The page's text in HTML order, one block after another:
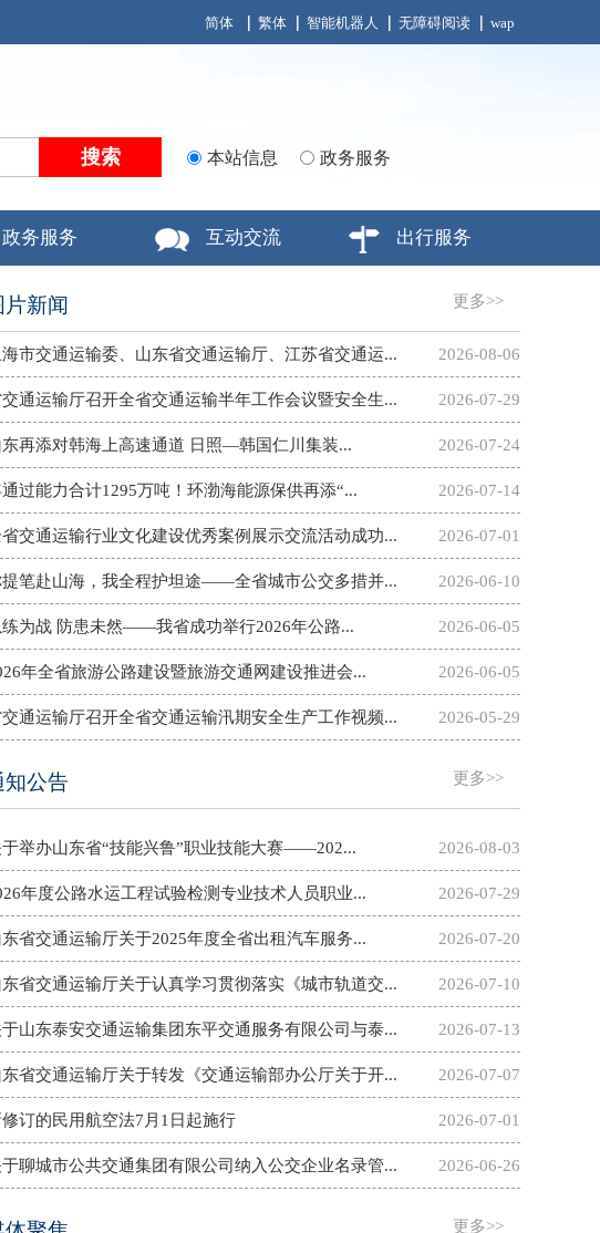
简体 繁体 智能机器人 无障碍阅读 wap
本站信息 政务服务
政务服务 互动交流 出行服务
片新闻 更多>>
海市交通运输委、山东省交通运输厅、江苏省交通运... 2026-08-06
通运输厅召开全省交通运输半年工作会议暨安全生... 2026-07-29
东再添对韩海上高速通道 日照—韩国仁川集装... 2026-07-24
过能力合计1295万吨！环渤海能源保供再添“... 2026-07-14
交通运输行业文化建设优秀案例展示交流活动成功... 2026-07-01
笔赴山海，我全程护坦途——全省城市公交多措并... 2026-06-10
练为战 防患未然——我省成功举行2026年公路... 2026-06-05
年全省旅游公路建设暨旅游交通网建设推进会... 2026-06-05
通运输厅召开全省交通运输汛期安全生产工作视频... 2026-05-29
知公告 更多>>
于举办山东省“技能兴鲁”职业技能大赛——202... 2026-08-03
年度公路水运工程试验检测专业技术人员职业... 2026-07-29
东省交通运输厅关于2025年度全省出租汽车服务... 2026-07-20
东省交通运输厅关于认真学习贯彻落实《城市轨道交... 2026-07-10
于山东泰安交通运输集团东平交通服务有限公司与泰... 2026-07-13
东省交通运输厅关于转发《交通运输部办公厅关于开... 2026-07-07
修订的民用航空法7月1日起施行 2026-07-01
于聊城市公共交通集团有限公司纳入公交企业名录管... 2026-06-26
更多>>